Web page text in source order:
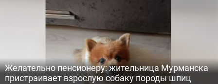
Желательно пенсионеру: жительница Мурманска
пристраивает взрослую собаку породы шпиц